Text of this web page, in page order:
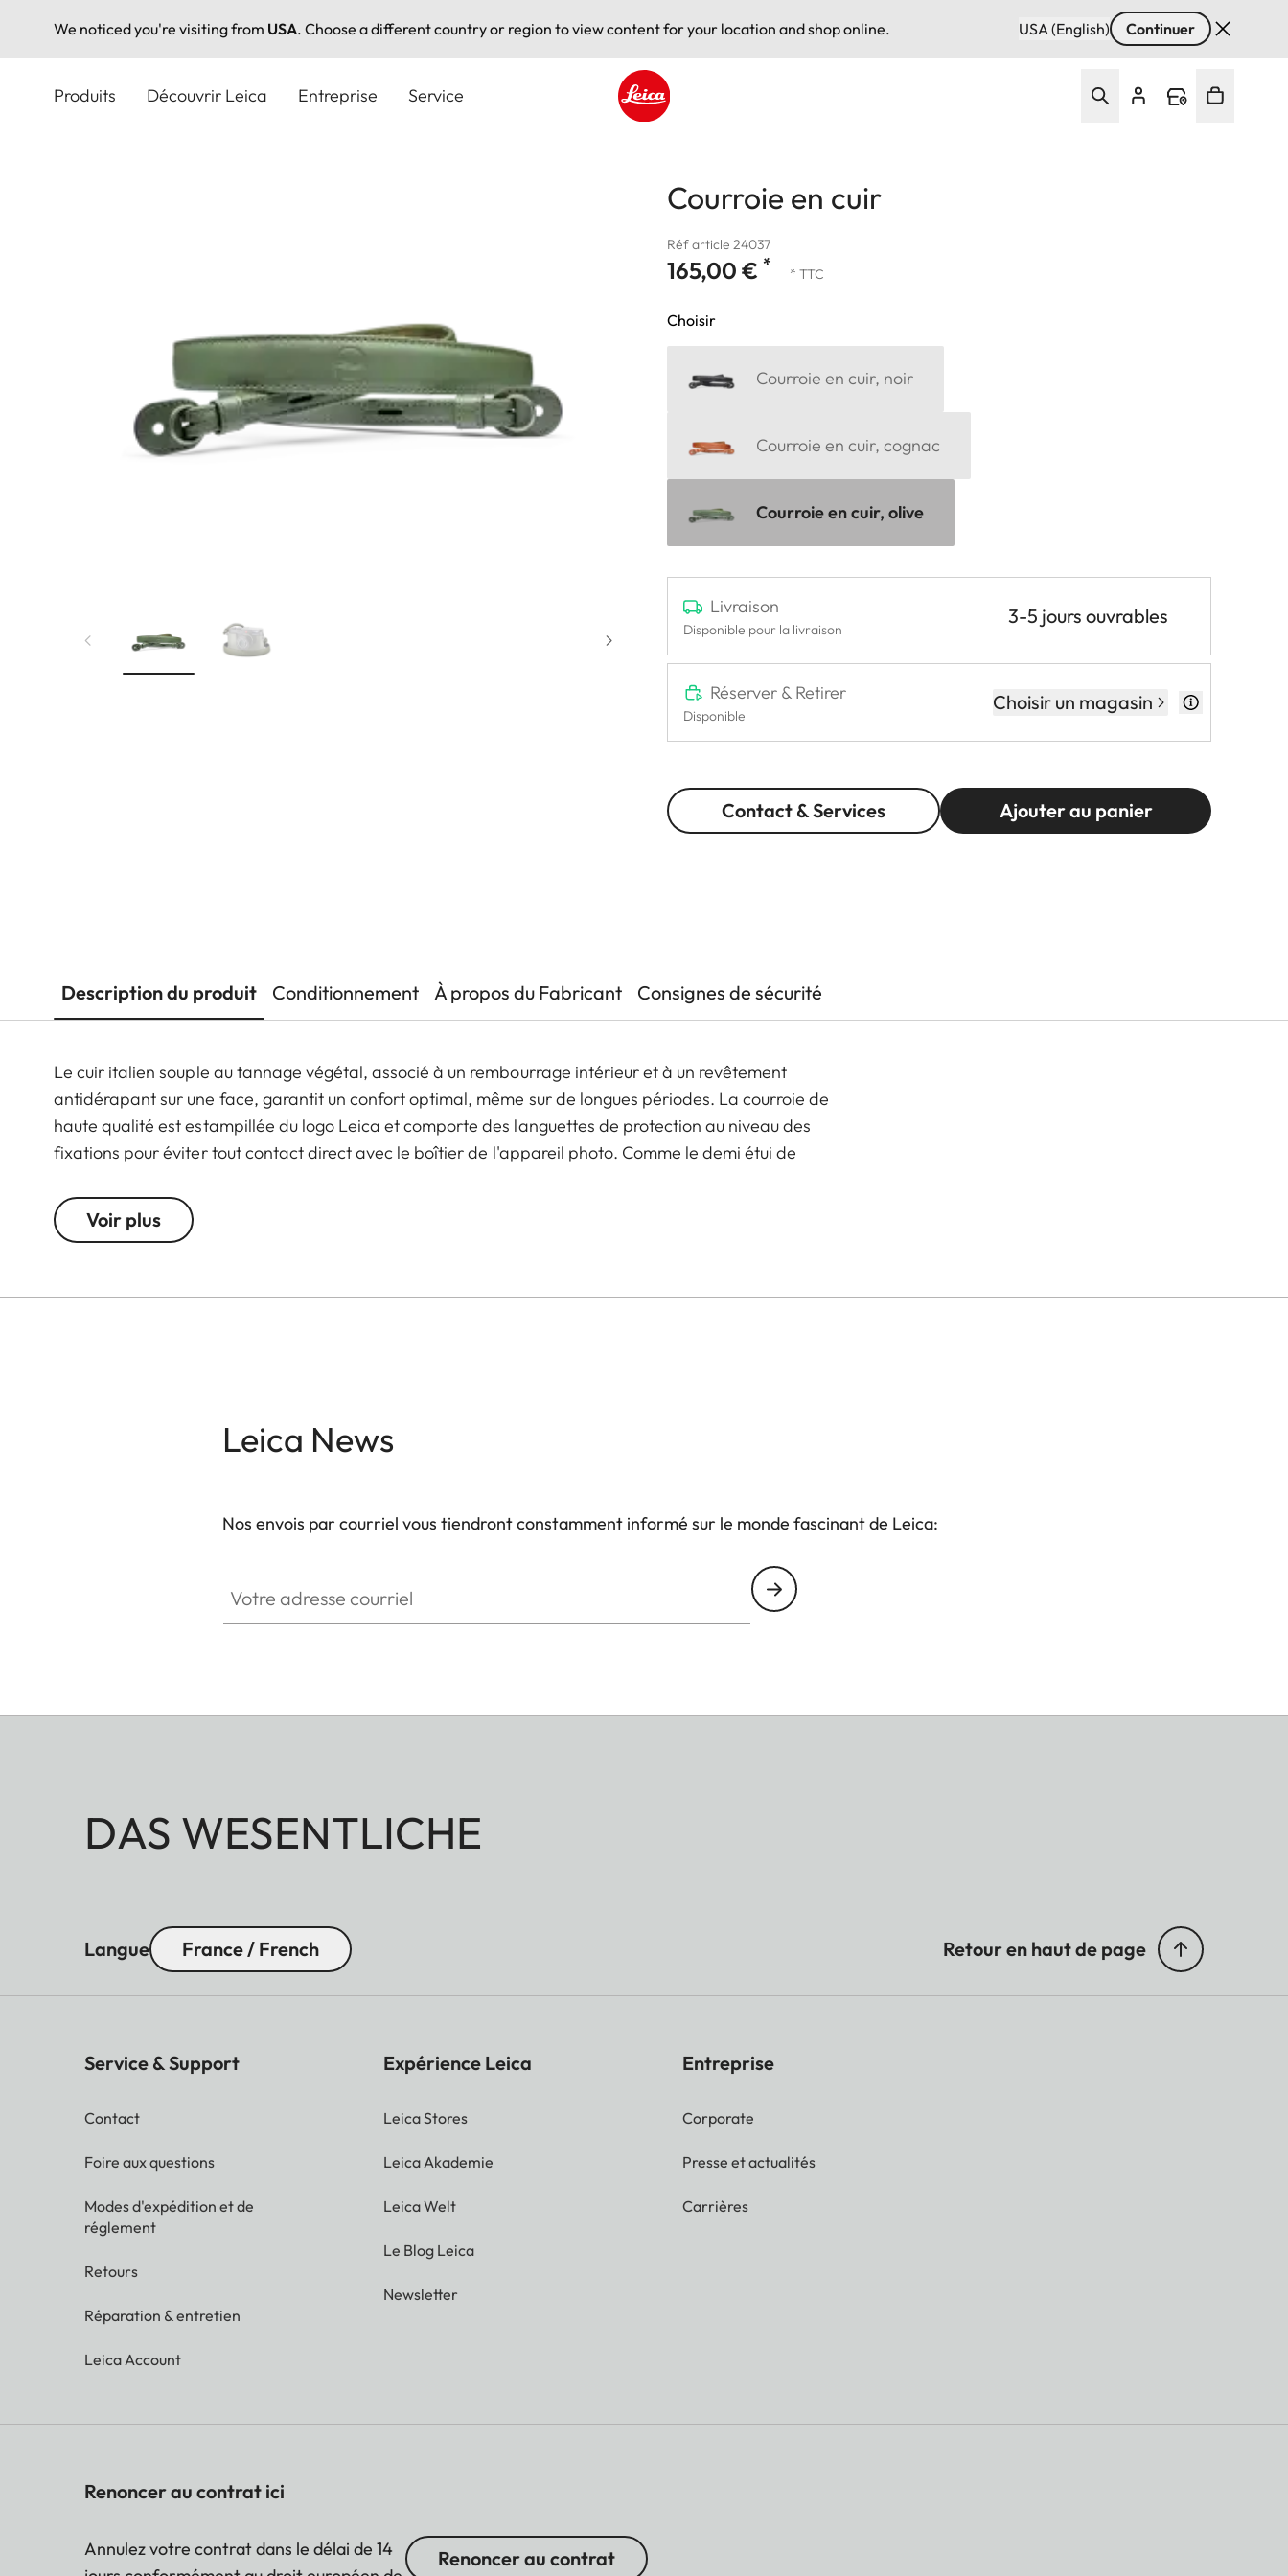
We noticed you're visiting from USA. Choose a different country or region to view content for your location and shop online. USA (English) Continuer
Produits Découvrir Leica Entreprise Service
Courroie en cuir
Réf article 24037
165,00 € * * TTC
Choisir
Courroie en cuir, noir
Courroie en cuir, cognac
Courroie en cuir, olive
Livraison
Disponible pour la livraison
3-5 jours ouvrables
Réserver & Retirer
Disponible
Choisir un magasin
Contact & Services Ajouter au panier
Description du produit Conditionnement À propos du Fabricant Consignes de sécurité
Le cuir italien souple au tannage végétal, associé à un rembourrage intérieur et à un revêtement
antidérapant sur une face, garantit un confort optimal, même sur de longues périodes. La courroie de
haute qualité est estampillée du logo Leica et comporte des languettes de protection au niveau des
fixations pour éviter tout contact direct avec le boîtier de l'appareil photo. Comme le demi étui de
modèles d'appareils photo dotés d'œillets de fixation, notamment les Leica D-Lux 7, CL, Q2 , Q3 et
tous les modèles Leica M.
Voir plus
Leica News
Nos envois par courriel vous tiendront constamment informé sur le monde fascinant de Leica:
DAS WESENTLICHE
Langue France / French Retour en haut de page
Service & Support
Contact
Foire aux questions
Modes d'expédition et de
réglement
Retours
Réparation & entretien
Leica Account
Expérience Leica
Leica Stores
Leica Akademie
Leica Welt
Le Blog Leica
Newsletter
Entreprise
Corporate
Presse et actualités
Carrières
Renoncer au contrat ici
Annulez votre contrat dans le délai de 14
Renoncer au contrat